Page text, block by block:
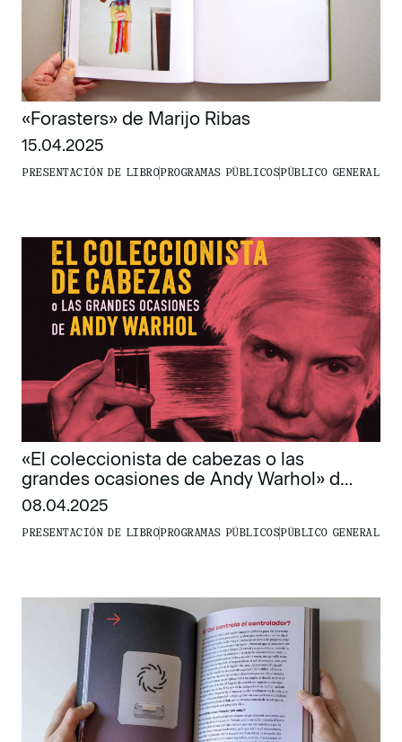
«Forasters» de Marijo Ribas
15.04.2025
PRESENTACIÓN DE LIBROPROGRAMAS PÚBLICOSPÚBLICO GENERAL
«El coleccionista de cabezas o las
grandes ocasiones de Andy Warhol» de
Reinaldo Laddaga
08.04.2025
PRESENTACIÓN DE LIBRO PROGRAMAS PÚBLICOS PÚBLICO GENERAL